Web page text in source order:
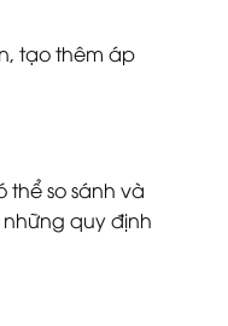
tạo thêm áp
so sánh và
quy định